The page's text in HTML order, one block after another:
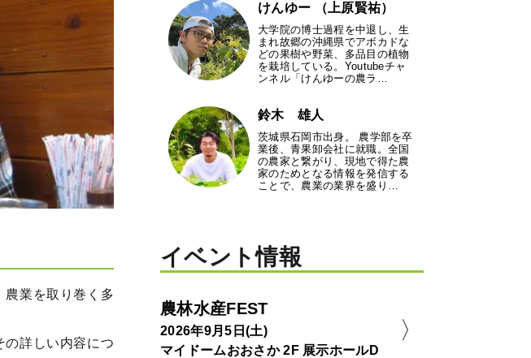
農業を取り巻く多
の詳しい内容につ
けんゆー （上原賢祐）
大学院の博士過程を中退し、生
まれ故郷の沖縄県でアボカドな
どの果樹や野菜、多品目の植物
を栽培している。Youtubeチャ
ンネル「けんゆーの農ラ…
鈴木 雄人
茨城県石岡市出身。 農学部を卒
業後、青果卸会社に就職。全国
の農家と繋がり、現地で得た農
家のためとなる情報を発信する
ことで、農業の業界を盛り…
イベント情報
農林水産FEST
2026年9月5日(土)
マイドームおおさか 2F 展示ホールD